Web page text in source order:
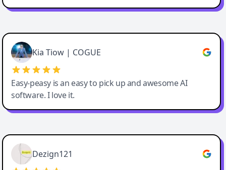
Cody Crabb
Great service, Best AI tool
Kia Tiow | COGUE
Easy-peasy is an easy to pick up and awesome AI
software. I love it.
Easy-Peasy AI
Dezign121